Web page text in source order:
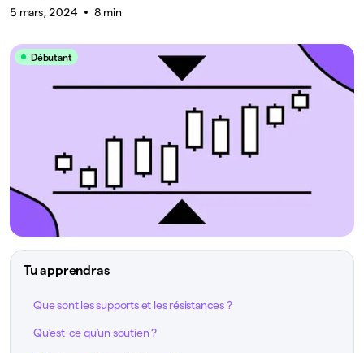
5 mars, 2024 8 min
Débutant
Tu apprendras
Que sont les supports et les résistances ?
Qu’est-ce qu’un soutien ?